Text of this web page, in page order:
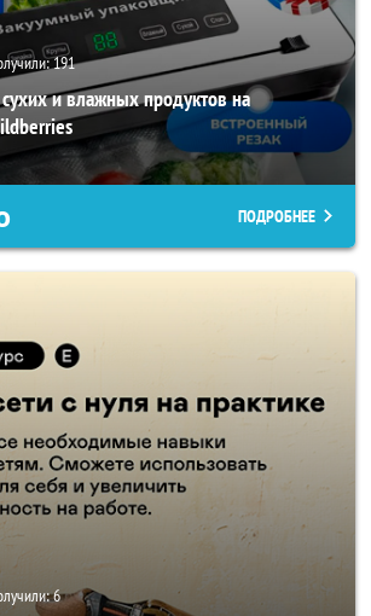
191
и влажных продуктов на
ПОДРОБНЕЕ
6